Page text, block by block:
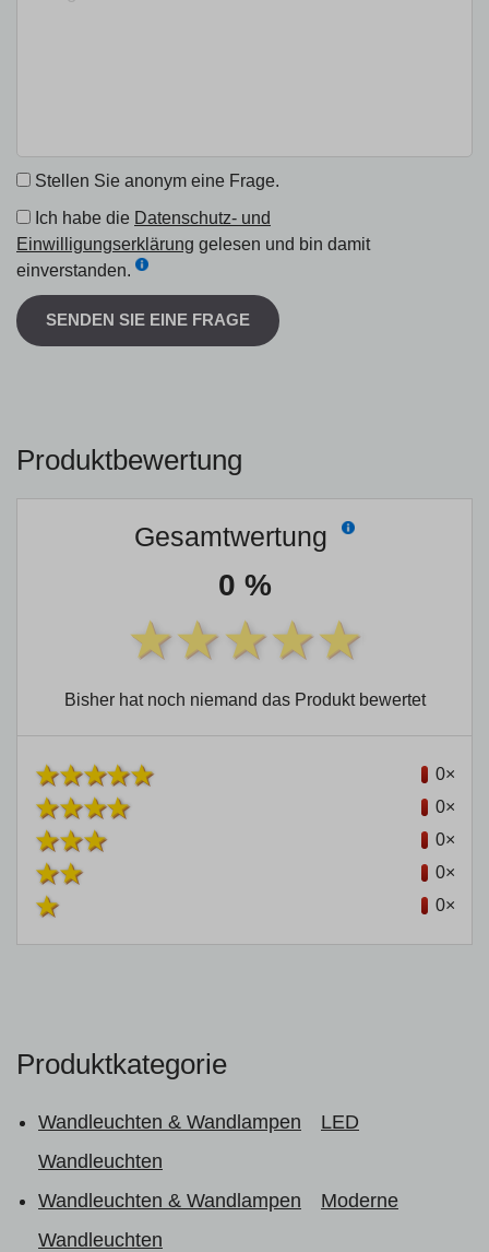
Stellen Sie anonym eine Frage.
Ich habe die Datenschutz- und
Einwilligungserklärung gelesen und bin damit
einverstanden.
SENDEN SIE EINE FRAGE
Produktbewertung
Gesamtwertung
0 %
Bisher hat noch niemand das Produkt bewertet
0×
0×
0×
0×
0×
Produktkategorie
Wandleuchten & Wandlampen
LED
Wandleuchten
Wandleuchten & Wandlampen
Moderne
Wandleuchten